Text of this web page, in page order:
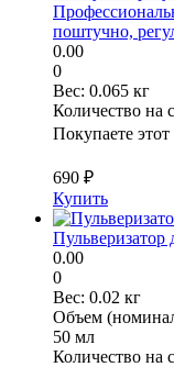
поштучно,
0.00
0
Вес: 0.065 кг
Количество на
Покупаете этот
690 ₽
Купить
0.00
0
Вес: 0.02 кг
Объем
50 мл
Количество на